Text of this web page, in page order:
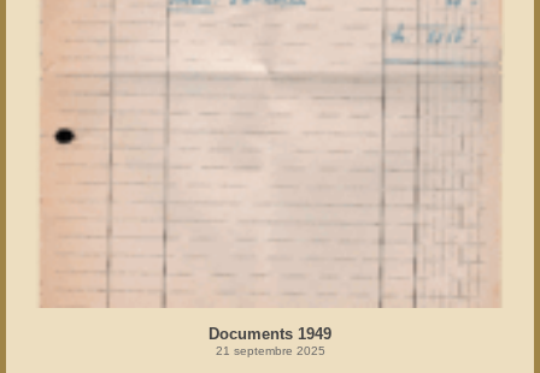
Documents 1949
21 septembre 2025